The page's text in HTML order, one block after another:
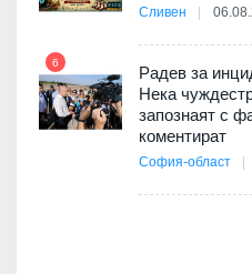
Сливен
6
Радев за
Нека
запознаят с
коментират
София-област